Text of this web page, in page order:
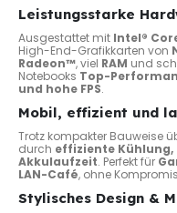
Leistungsstarke
Ausgestattet mit Intel®
High-End-Grafikkarten von
Radeon™, viel RAM und
Notebooks Top-
und hohe FPS.
Mobil, effizient und
Trotz kompakter Bauweise
durch effiziente Kühlung,
Akkulaufzeit. Perfekt für
LAN-Café, ohne
Stylisches Design &